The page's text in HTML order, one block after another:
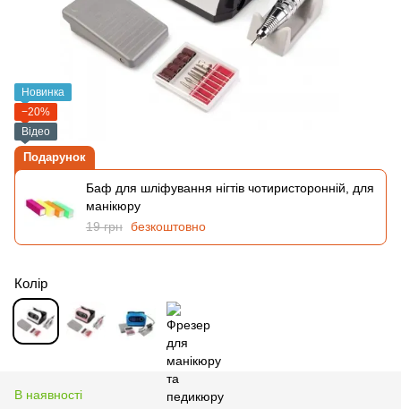
Новинка
−20%
Відео
Подарунок
Баф для шліфування нігтів чотиристоронній, для
манікюру
19 грн безкоштовно
Колір
В наявності